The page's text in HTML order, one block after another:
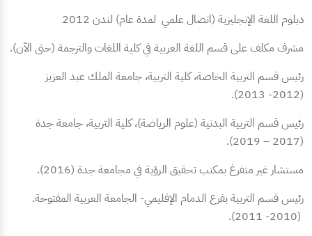
دبلوم اللغة الإنجليزية (اتصال علمي لمدة عام) لندن 2012
مشرف مكلف على قسم اللغة العربية في كلية اللغات والترجمة (حتى الآن).
رئيس قسم التربية الخاصة، كلية التربية، جامعة الملك عبد العزيز
(2012- 2013).
رئيس قسم التربية البدنية (علوم الرياضة)، كلية التربية، جامعة جدة
(2017 – 2019).
مستشار غير متفرغ بمكتب تحقيق الرؤية في مجامعة جدة (2016).
رئيس قسم التربية بفرع الدمام الإقليمي- الجامعة العربية المفتوحة.
(2010- 2011).